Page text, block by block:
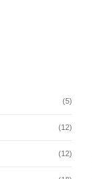
(5)
(12)
(12)